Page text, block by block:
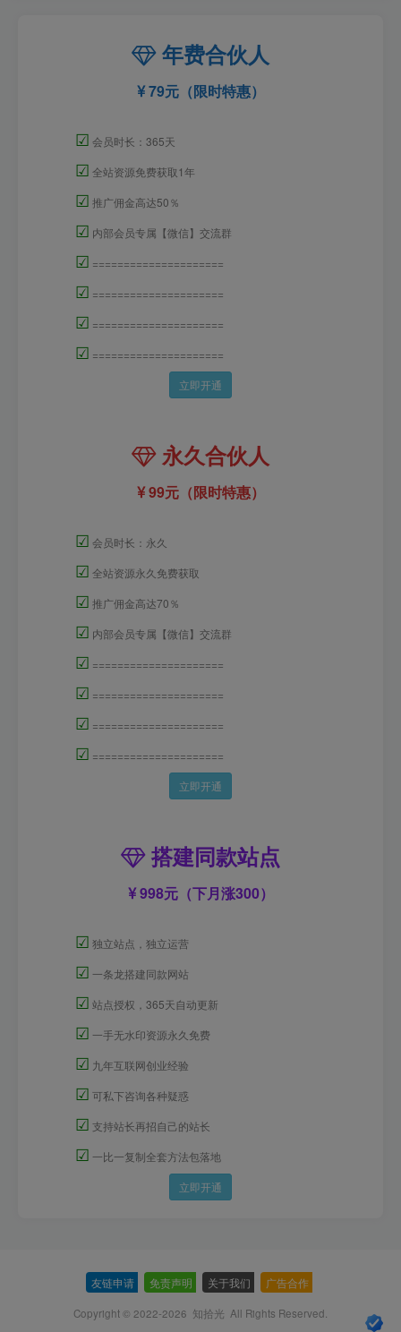
年费合伙人
79元（限时特惠）
☑ 会员时长：365天
☑ 全站资源免费获取1年
☑ 推广佣金高达50％
☑ 内部会员专属【微信】交流群
☑ =====================
☑ =====================
☑ =====================
☑ =====================
立即开通
永久合伙人
99元（限时特惠）
☑ 会员时长：永久
☑ 全站资源永久免费获取
☑ 推广佣金高达70％
☑ 内部会员专属【微信】交流群
☑ =====================
☑ =====================
☑ =====================
☑ =====================
立即开通
搭建同款站点
998元（下月涨300）
☑ 独立站点，独立运营
☑ 一条龙搭建同款网站
☑ 站点授权，365天自动更新
☑ 一手无水印资源永久免费
☑ 九年互联网创业经验
☑ 可私下咨询各种疑惑
☑ 支持站长再招自己的站长
☑ 一比一复制全套方法包落地
立即开通
友链申请 免责声明 关于我们 广告合作
Copyright © 2022-2026 知拾光 All Rights Reserved.